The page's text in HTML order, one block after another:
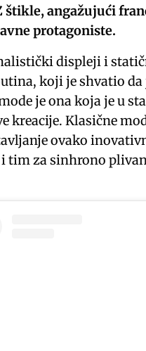
štikle, angažujući
protagoniste.
displeji i
koji je shvatio
je ona koja je u
kreacije. Klasične
ovako
i tim za sinhrono